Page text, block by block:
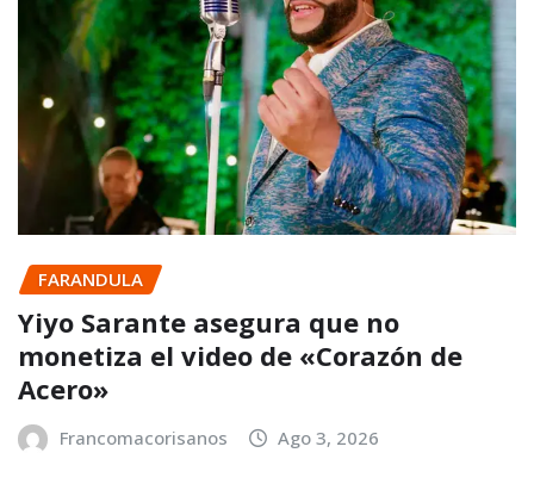
FARANDULA
Yiyo Sarante asegura que no
monetiza el video de «Corazón de
Acero»
Francomacorisanos Ago 3, 2026